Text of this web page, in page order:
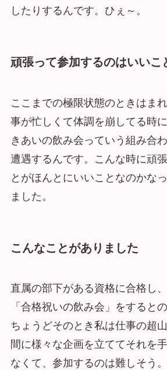
したりするんです。ひぇ～。
頑張って参加するのはいいこ
ここまでの極限状態のときはま
事が忙しくて体調を崩してる時
きあいの飲み会っていう組み合
遭遇するんです。こんな時に頑
とがほんとにいいことなのかな
ました。
こんなことがありました
直属の部下がある資格に合格し
「合格祝いの飲み会」をするとの
ちょうどそのとき私は仕事の超
間に様々な企画を立ててそれを
なくて、参加するのは難しそう。